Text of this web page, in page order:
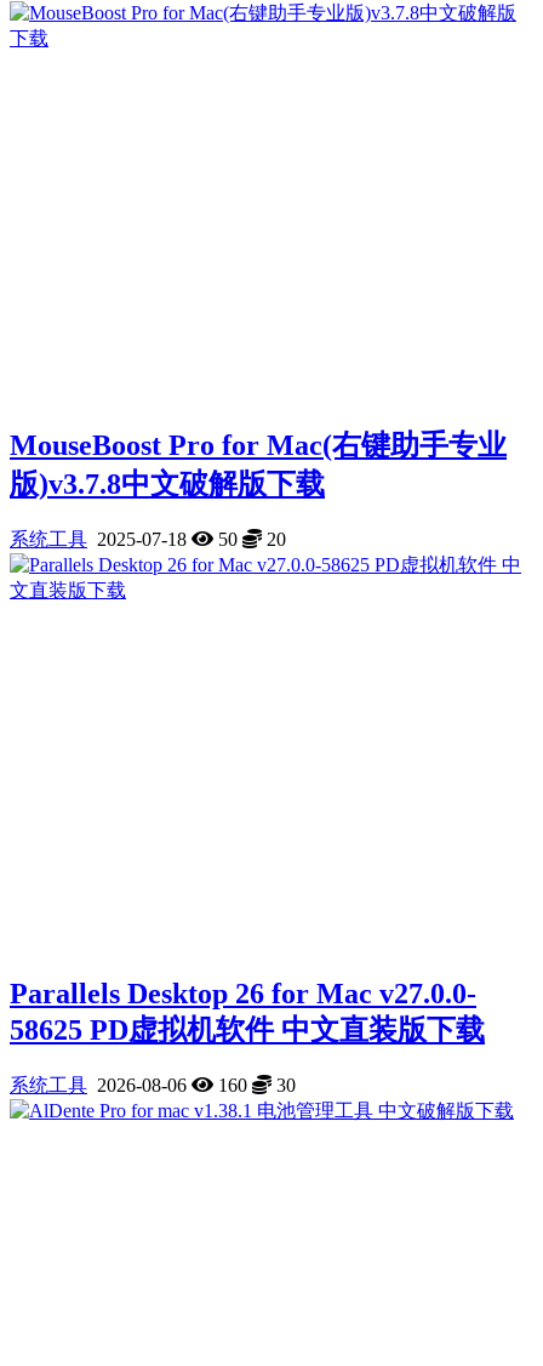
MouseBoost Pro for Mac(右键助手专业
版)v3.7.8中文破解版下载
系统工具 2025-07-18 50 20
Parallels Desktop 26 for Mac v27.0.0-
58625 PD虚拟机软件 中文直装版下载
系统工具 2026-08-06 160 30